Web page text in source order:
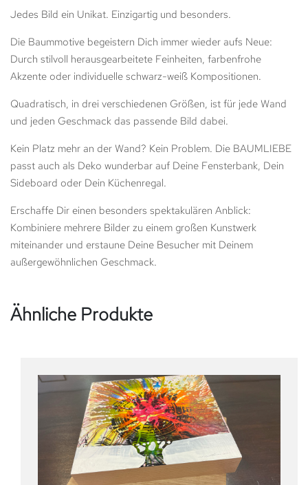
Jedes Bild ein Unikat. Einzigartig und besonders.
Die Baummotive begeistern Dich immer wieder aufs Neue:
Durch stilvoll herausgearbeitete Feinheiten, farbenfrohe
Akzente oder individuelle schwarz-weiß Kompositionen.
Quadratisch, in drei verschiedenen Größen, ist für jede Wand
und jeden Geschmack das passende Bild dabei.
Kein Platz mehr an der Wand? Kein Problem. Die BAUMLIEBE
passt auch als Deko wunderbar auf Deine Fensterbank, Dein
Sideboard oder Dein Küchenregal.
Erschaffe Dir einen besonders spektakulären Anblick:
Kombiniere mehrere Bilder zu einem großen Kunstwerk
miteinander und erstaune Deine Besucher mit Deinem
außergewöhnlichen Geschmack.
Ähnliche Produkte